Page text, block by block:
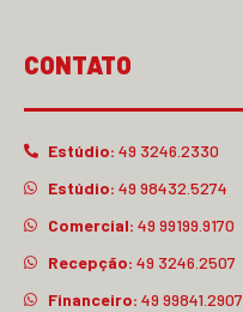
CONTATO
Estúdio: 49 3246.2330
Estúdio: 49 98432.5274
Comercial: 49 99199.9170
Recepção: 49 3246.2507
Financeiro: 49 99841.2907